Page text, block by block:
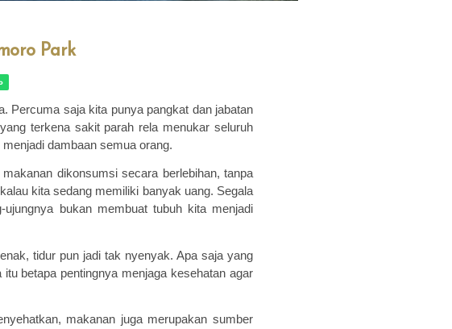
Park
Percuma saja kita punya pangkat dan jabatan
terkena sakit parah rela menukar seluruh
menjadi dambaan semua orang.
dikonsumsi secara berlebihan, tanpa
kita sedang memiliki banyak uang. Segala
bukan membuat tubuh kita menjadi
tidur pun jadi tak nyenyak. Apa saja yang
betapa pentingnya menjaga kesehatan agar
makanan juga merupakan sumber